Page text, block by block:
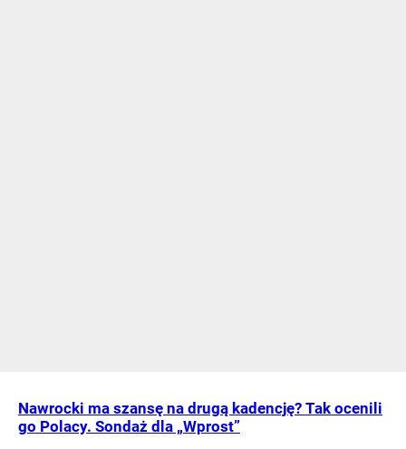
Nawrocki ma szansę na drugą kadencję? Tak ocenili
go Polacy. Sondaż dla „Wprost”